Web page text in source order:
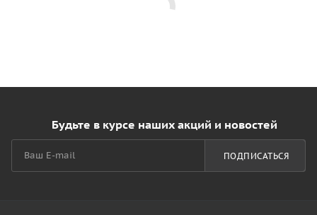
Будьте в курсе наших акций и новостей
ПОДПИСАТЬСЯ